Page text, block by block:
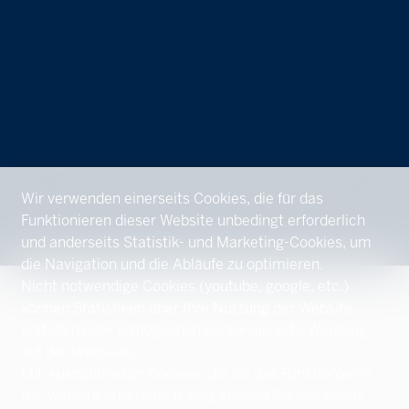
Wir verwenden einerseits Cookies, die für das
Funktionieren dieser Website unbedingt erforderlich
und anderseits Statistik- und Marketing-Cookies, um
die Navigation und die Abläufe zu optimieren.